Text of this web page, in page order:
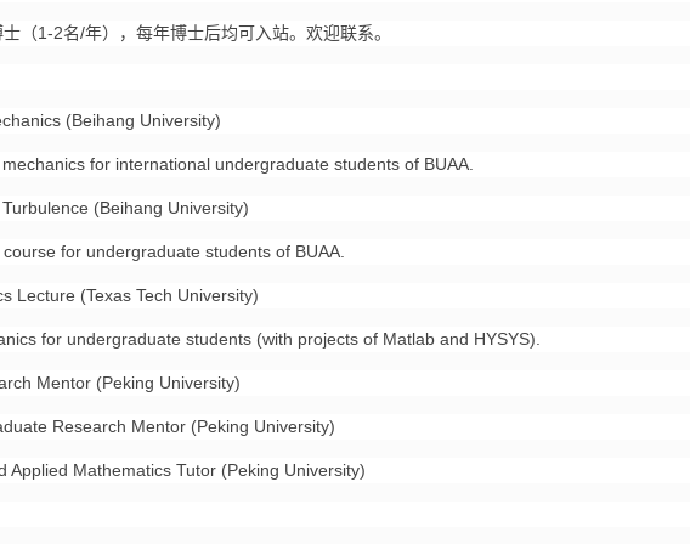
2名/年），每年博士后均可入站。欢迎联系。
(Beihang University)
for international undergraduate students of BUAA.
(Beihang University)
for undergraduate students of BUAA.
(Texas Tech University)
for undergraduate students (with projects of Matlab and HYSYS).
Mentor (Peking University)
Research Mentor (Peking University)
Mathematics Tutor (Peking University)